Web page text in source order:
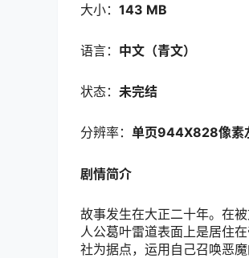
大小： 143 MB
语言： 中文（青文）
状态： 未完结
分辨率： 单页944X828像素
剧情简介
故事发生在大正二十年。在
人公葛叶雷道表面上是居住
社为据点，运用自己召唤恶